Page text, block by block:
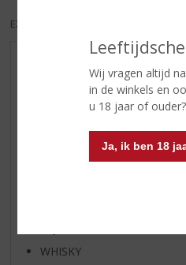
Wij vragen altijd
in de winkels en
u 18 jaar of ouder?
Ja, ik ben 18
EXCL. BTW
AANBIEDINGEN
WIJN VAN DE MAAND
WHISKY VAN DE MAAND
BIER VAN DE MAAND
WHISKY